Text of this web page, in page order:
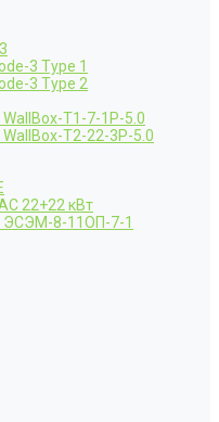
3 Type 1
3 Type 2
Т1-7-1Р-5.0
Т2-22-3Р-5.0
22+22 кВт
ЭСЭМ-8-11ОП-7-1